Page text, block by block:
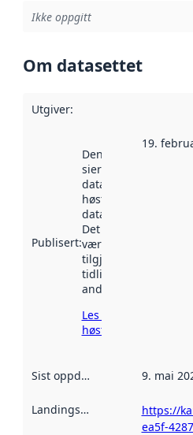
Ikke oppgitt
Om datasettet
Utgiver:
Publisert:
Denne datoen
sier når
datasettet ble
høstet av
data.norge.no.
Det kan ha
vært
tilgjengelig
tidligere
andre steder.
Les mer om
høsting her
19.
Sist oppdatert 9. mai
Landingsside
https://
ea5f-